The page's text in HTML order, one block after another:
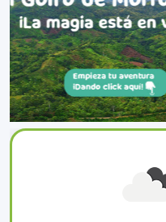
❮ ❯